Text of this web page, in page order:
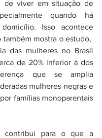
de viver em situação de
quando há
Isso acontece
também mostra o estudo,
das mulheres no Brasil
de 20% inferior à dos
que se amplia
mulheres negras e
famílias monoparentais
contribui para o que a